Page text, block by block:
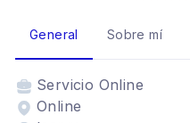
General Sobre mí
Servicio Online
Online